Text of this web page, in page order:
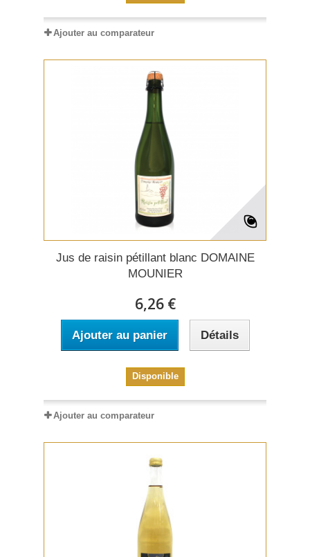
Ajouter au comparateur
Jus de raisin pétillant blanc DOMAINE
MOUNIER
6,26 €
Ajouter au panier Détails
Disponible
Ajouter au comparateur